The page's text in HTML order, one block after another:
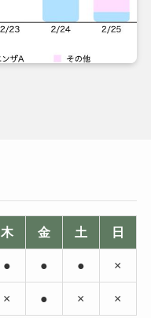
木 金 土 日
● ● ● ×
× ● × ×